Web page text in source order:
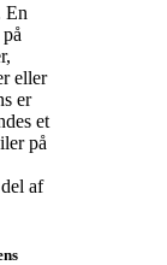
En
eller
er
et
på
af